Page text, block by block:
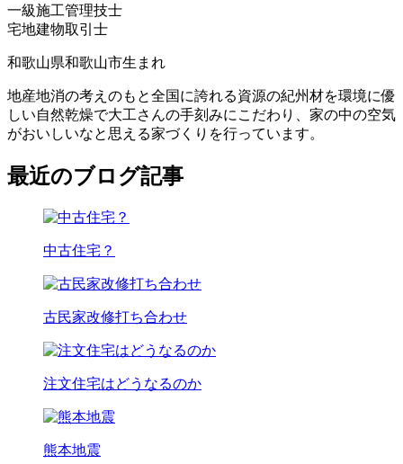
一級施工管理技士
宅地建物取引士
和歌山県和歌山市生まれ
地産地消の考えのもと全国に誇れる資源の紀州材を環境に優
しい自然乾燥で大工さんの手刻みにこだわり、家の中の空気
がおいしいなと思える家づくりを行っています。
最近のブログ記事
中古住宅？
古民家改修打ち合わせ
注文住宅はどうなるのか
熊本地震